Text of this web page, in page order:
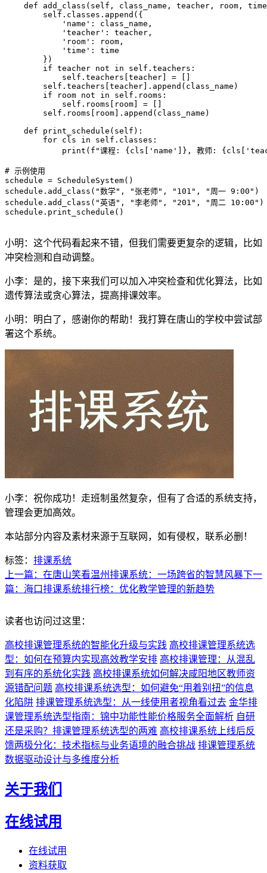
def add_class(self, class_name, teacher, room,
        self.classes.append({
            'name': class_name,
            'teacher': teacher,
            'room': room,
            'time': time
        })
        if teacher not in self.teachers:
            self.teachers[teacher] = []
        self.teachers[teacher].append(class_name)
        if room not in self.rooms:
            self.rooms[room] = []
        self.rooms[room].append(class_name)
    def print_schedule(self):
        for cls in self.classes:
print(f"课程: {cls['name']}, 教师:
# 示例使用
schedule = ScheduleSystem()
schedule.add_class("数学", "张老师", "101", "周一 9:00")
schedule.add_class("英语", "李老师", "201", "周二 10:00")
schedule.print_schedule()
小明：这个代码看起来不错，但我们需要更复杂的逻辑，比如
冲突检测和自动调整。
小李：是的，接下来我们可以加入冲突检查和优化算法，比如
遗传算法或贪心算法，提高排课效率。
小明：明白了，感谢你的帮助！我打算在唐山的学校中尝试部
署这个系统。
小李：祝你成功！走班制虽然复杂，但有了合适的系统支持，
管理会更加高效。
本站部分内容及素材来源于互联网，如有侵权，联系必删！
标签： 排课系统
上一篇：在唐山笑看温州排课系统：一场跨省的智慧风暴下一
篇：海口排课系统排行榜：优化教学管理的新趋势
读者也访问过这里：
高校排课管理系统的智能化升级与实践 高校排课管理系统选
型：如何在预算内实现高效教学安排 高校排课管理：从混乱
到有序的系统化实践 高校排课系统如何解决咸阳地区教师资
源错配问题 高校排课系统选型：如何避免“用着别扭”的信息
化陷阱 排课管理系统选型：从一线使用者视角看过去 金华排
课管理系统选型指南：锦中功能性能价格服务全面解析 自研
还是采购？排课管理系统选型的两难 高校排课系统上线后反
馈两极分化：技术指标与业务语境的融合挑战 排课管理系统
数据驱动设计与多维度分析
关于我们
在线试用
在线试用
资料获取